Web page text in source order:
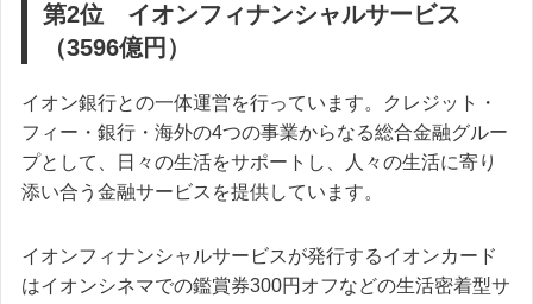
第2位 イオンフィナンシャルサービス
（3596億円）
イオン銀行との一体運営を行っています。クレジット・
フィー・銀行・海外の4つの事業からなる総合金融グルー
プとして、日々の生活をサポートし、人々の生活に寄り
添い合う金融サービスを提供しています。
イオンフィナンシャルサービスが発行するイオンカード
はイオンシネマでの鑑賞券300円オフなどの生活密着型サ